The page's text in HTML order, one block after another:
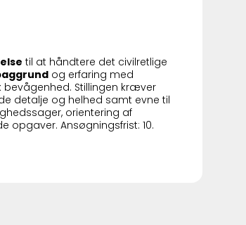
til at håndtere det civilretlige
og erfaring med
Stillingen kræver
detalje og helhed samt evne til
orientering af
Ansøgningsfrist: 10.